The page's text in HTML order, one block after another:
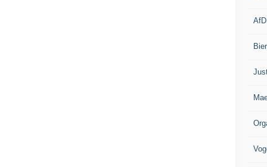
AfD